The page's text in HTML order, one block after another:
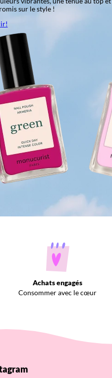
sur le style !
Achats engagés
Consommer avec le cœur